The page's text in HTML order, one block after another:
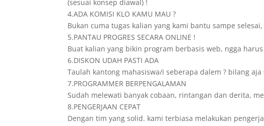
(sesuai konsep diawal) !
4.ADA KOMISI KLO KAMU MAU ?
Bukan cuma tugas kalian yang kami bantu sampe
5.PANTAU PROGRES SECARA ONLINE !
Buat kalian yang bikin program berbasis web, ngga
6.DISKON UDAH PASTI ADA
Taulah kantong mahasiswa/i seberapa dalem ? bilang
7.PROGRAMMER BERPENGALAMAN
Sudah melewati banyak cobaan, rintangan dan derita,
8.PENGERJAAN CEPAT
Dengan tim yang solid. kami terbiasa melakukan